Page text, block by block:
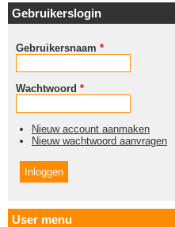
Gebruikerslogin
Gebruikersnaam *
Wachtwoord *
Nieuw account aanmaken
Nieuw wachtwoord aanvragen
User menu